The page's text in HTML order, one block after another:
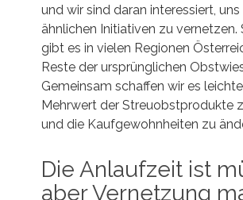
und wir sind daran interessiert,
ähnlichen Initiativen zu vernetzen.
gibt es in vielen Regionen
Reste der ursprünglichen
Gemeinsam schaffen wir es
Mehrwert der Streuobstprodukte
und die Kaufgewohnheiten zu
Die Anlaufzeit ist
aber Vernetzung